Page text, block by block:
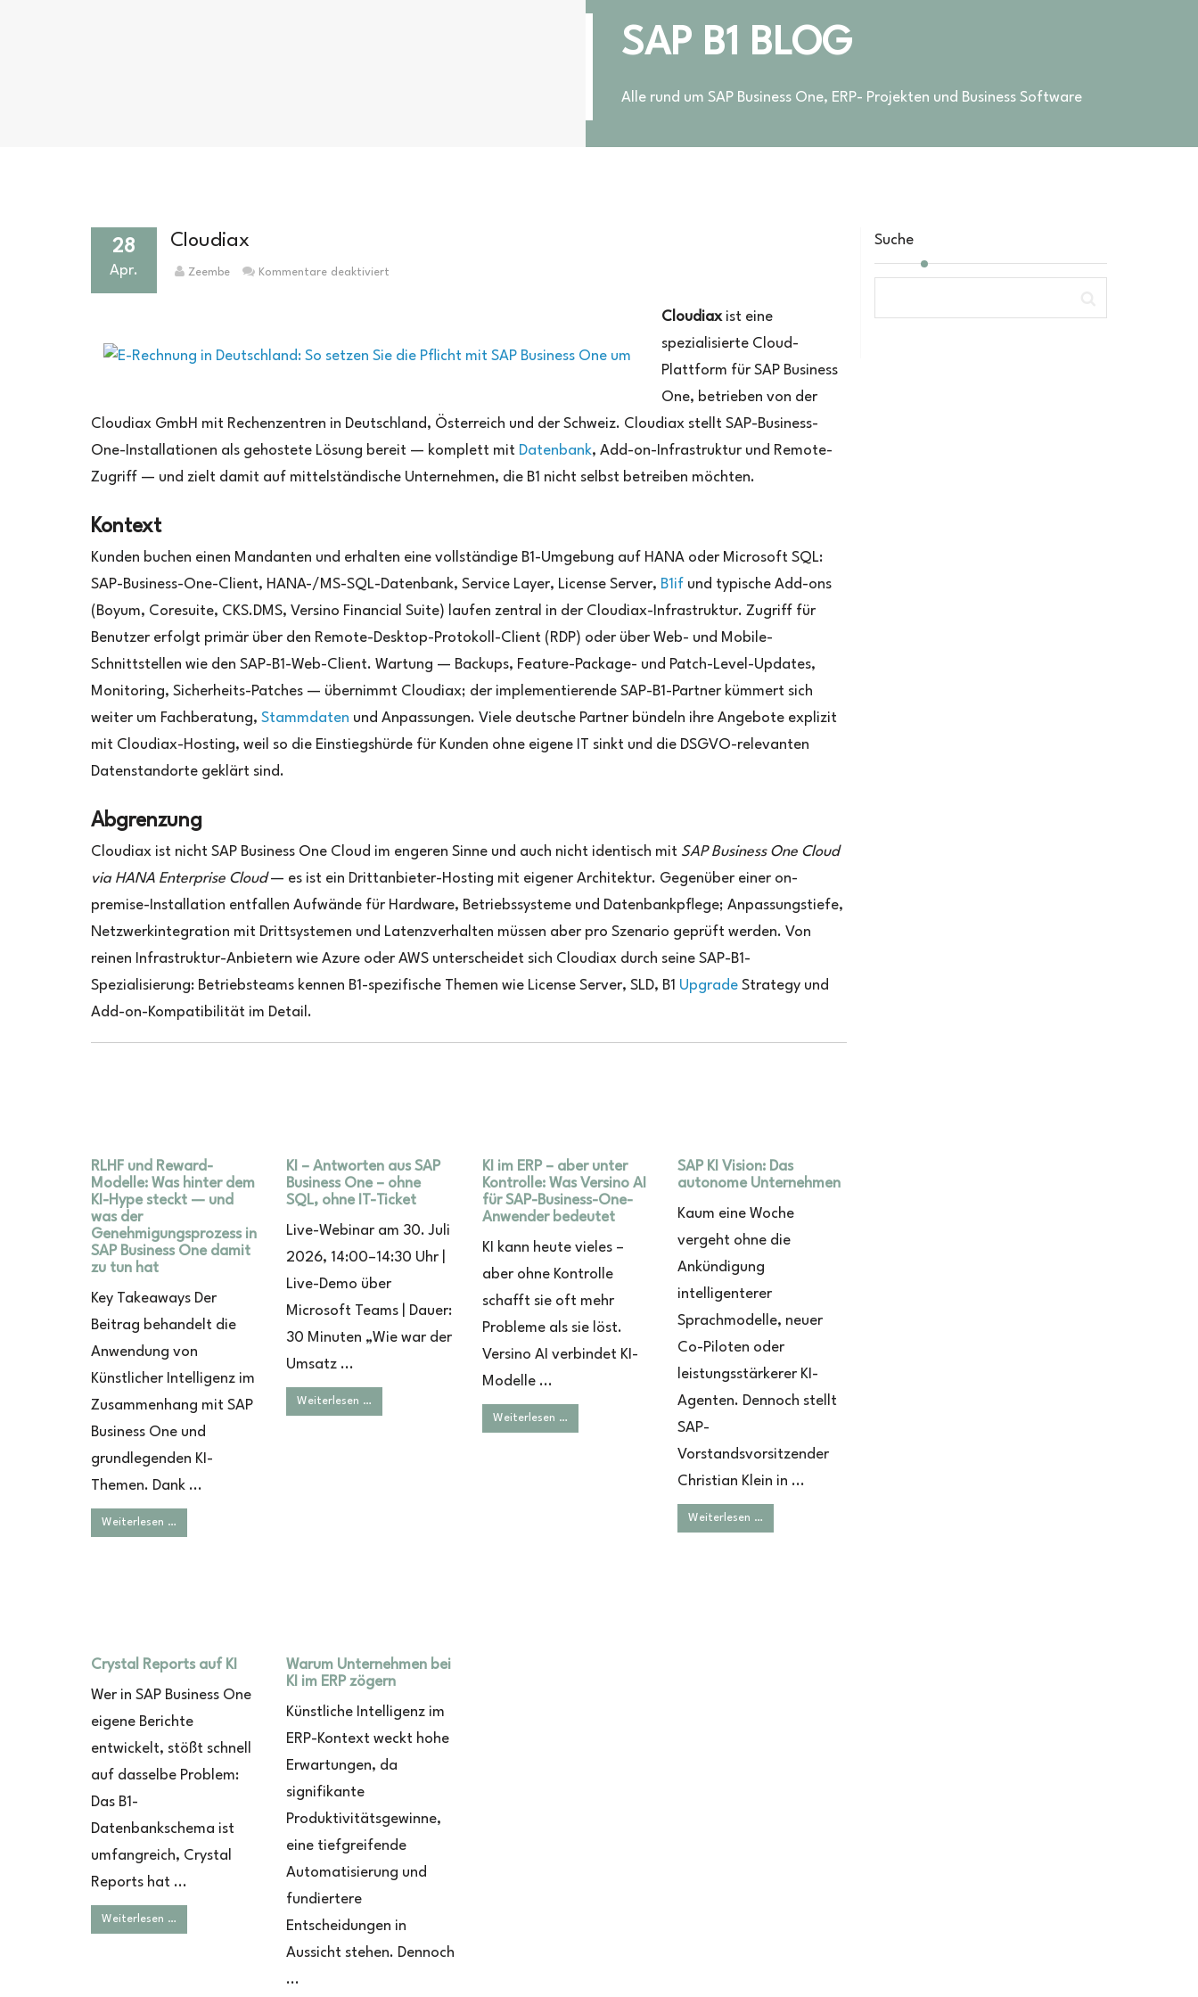
SAP B1 BLOG
Alle rund um SAP Business One, ERP- Projekten und Business Software
28
Apr.
Cloudiax
Zeembe Kommentare deaktiviert
Cloudiaxist eine
spezialisierte Cloud-
Plattform für SAP Business
One, betrieben von der
Cloudiax GmbH mit Rechenzentren in Deutschland, Österreich und der Schweiz. Cloudiax stellt SAP-Business-
One-Installationen als gehostete Lösung bereit — komplett mit Datenbank, Add-on-Infrastruktur und Remote-
Zugriff — und zielt damit auf mittelständische Unternehmen, die B1 nicht selbst betreiben möchten.
Kontext
Kunden buchen einen Mandanten und erhalten eine vollständige B1-Umgebung auf HANA oder Microsoft SQL:
SAP-Business-One-Client, HANA-/MS-SQL-Datenbank, Service Layer, License Server, B1if und typische Add-ons
(Boyum, Coresuite, CKS.DMS, Versino Financial Suite) laufen zentral in der Cloudiax-Infrastruktur. Zugriff für
Benutzer erfolgt primär über den Remote-Desktop-Protokoll-Client (RDP) oder über Web- und Mobile-
Schnittstellen wie den SAP-B1-Web-Client. Wartung — Backups, Feature-Package- und Patch-Level-Updates,
Monitoring, Sicherheits-Patches — übernimmt Cloudiax; der implementierende SAP-B1-Partner kümmert sich
weiter um Fachberatung, Stammdaten und Anpassungen. Viele deutsche Partner bündeln ihre Angebote explizit
mit Cloudiax-Hosting, weil so die Einstiegshürde für Kunden ohne eigene IT sinkt und die DSGVO-relevanten
Datenstandorte geklärt sind.
Abgrenzung
Cloudiax ist nicht SAP Business One Cloud im engeren Sinne und auch nicht identisch mit SAP Business One Cloud
via HANA Enterprise Cloud— es ist ein Drittanbieter-Hosting mit eigener Architektur. Gegenüber einer on-
premise-Installation entfallen Aufwände für Hardware, Betriebssysteme und Datenbankpflege; Anpassungstiefe,
Netzwerkintegration mit Drittsystemen und Latenzverhalten müssen aber pro Szenario geprüft werden. Von
reinen Infrastruktur-Anbietern wie Azure oder AWS unterscheidet sich Cloudiax durch seine SAP-B1-
Spezialisierung: Betriebsteams kennen B1-spezifische Themen wie License Server, SLD, B1 Upgrade Strategy und
Add-on-Kompatibilität im Detail.
RLHF und Reward-
Modelle: Was hinter dem
KI-Hype steckt — und
was der
Genehmigungsprozess in
SAP Business One damit
zu tun hat
Key Takeaways Der
Beitrag behandelt die
Anwendung von
Künstlicher Intelligenz im
Zusammenhang mit SAP
Business One und
grundlegenden KI-
Themen. Dank ...
Weiterlesen …
KI – Antworten aus SAP
Business One – ohne
SQL, ohne IT-Ticket
Live-Webinar am 30. Juli
2026, 14:00–14:30 Uhr |
Live-Demo über
Microsoft Teams | Dauer:
30 Minuten „Wie war der
Umsatz ...
Weiterlesen …
KI im ERP – aber unter
Kontrolle: Was Versino AI
für SAP-Business-One-
Anwender bedeutet
KI kann heute vieles –
aber ohne Kontrolle
schafft sie oft mehr
Probleme als sie löst.
Versino AI verbindet KI-
Modelle ...
Weiterlesen …
SAP KI Vision: Das
autonome Unternehmen
Kaum eine Woche
vergeht ohne die
Ankündigung
intelligenterer
Sprachmodelle, neuer
Co-Piloten oder
leistungsstärkerer KI-
Agenten. Dennoch stellt
SAP-
Vorstandsvorsitzender
Christian Klein in ...
Weiterlesen …
Crystal Reports auf KI
Wer in SAP Business One
eigene Berichte
entwickelt, stößt schnell
auf dasselbe Problem:
Das B1-
Datenbankschema ist
umfangreich, Crystal
Reports hat ...
Weiterlesen …
Warum Unternehmen bei
KI im ERP zögern
Künstliche Intelligenz im
ERP-Kontext weckt hohe
Erwartungen, da
signifikante
Produktivitätsgewinne,
eine tiefgreifende
Automatisierung und
fundiertere
Entscheidungen in
Aussicht stehen. Dennoch
...
Suche